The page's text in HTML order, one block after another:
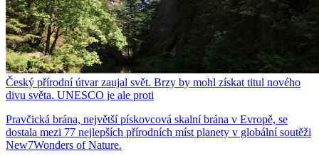
Český přírodní útvar zaujal svět. Brzy by mohl získat titul nového
divu světa. UNESCO je ale proti
Pravčická brána, největší pískovcová skalní brána v Evropě, se
dostala mezi 77 nejlepších přírodních míst planety v globální soutěži
New7Wonders of Nature.